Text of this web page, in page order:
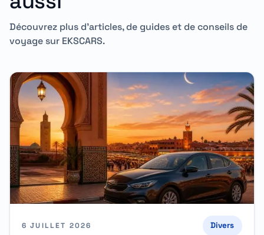
Découvrez plus d'articles, de guides et de conseils de
voyage sur EKSCARS.
6 JUILLET 2026 Divers